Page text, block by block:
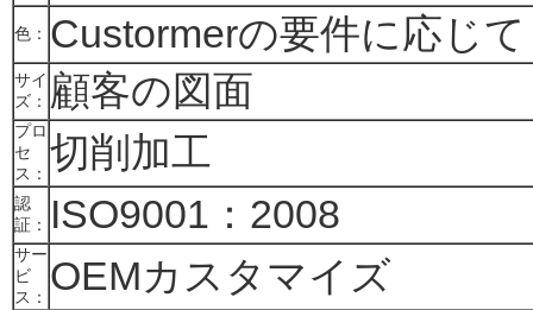
色： Custormerの要件に応じて
サイ
ズ：
顧客の図面
プロ
セ
ス： 切削加工
認
証：
ISO9001：2008
サー
ビ
ス： OEMカスタマイズ